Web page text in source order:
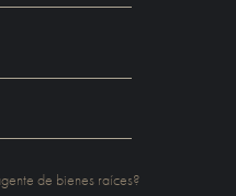
de bienes raíces?